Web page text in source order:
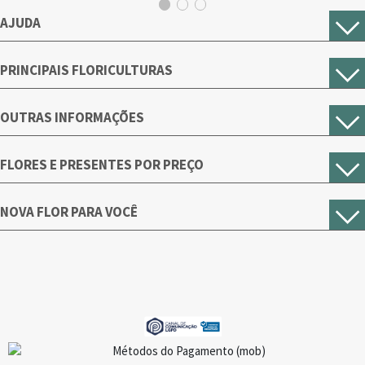
AJUDA
PRINCIPAIS FLORICULTURAS
OUTRAS INFORMAÇÕES
FLORES E PRESENTES POR PREÇO
NOVA FLOR PARA VOCÊ